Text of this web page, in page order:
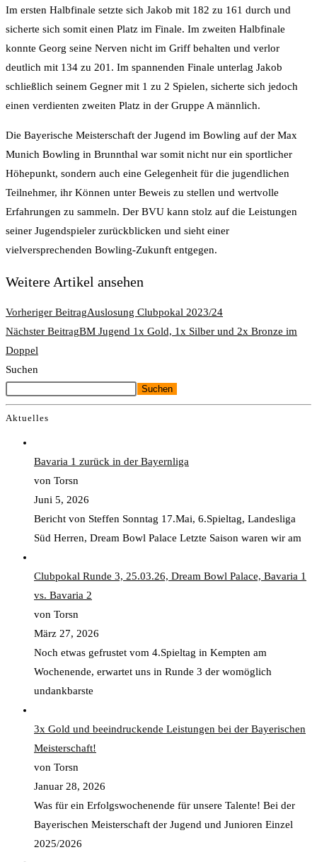
Im ersten Halbfinale setzte sich Jakob mit 182 zu 161 durch und
sicherte sich somit einen Platz im Finale. Im zweiten Halbfinale
konnte Georg seine Nerven nicht im Griff behalten und verlor
deutlich mit 134 zu 201. Im spannenden Finale unterlag Jakob
schließlich seinem Gegner mit 1 zu 2 Spielen, sicherte sich jedoch
einen verdienten zweiten Platz in der Gruppe A männlich.
Die Bayerische Meisterschaft der Jugend im Bowling auf der Max
Munich Bowling in Brunnthal war somit nicht nur ein sportlicher
Höhepunkt, sondern auch eine Gelegenheit für die jugendlichen
Teilnehmer, ihr Können unter Beweis zu stellen und wertvolle
Erfahrungen zu sammeln. Der BVU kann stolz auf die Leistungen
seiner Jugendspieler zurückblicken und sieht einer
vielversprechenden Bowling-Zukunft entgegen.
Weitere Artikel ansehen
Vorheriger BeitragAuslosung Clubpokal 2023/24
Nächster BeitragBM Jugend 1x Gold, 1x Silber und 2x Bronze im
Doppel
Suchen
Suchen
Aktuelles
Bavaria 1 zurück in der Bayernliga
von Torsn
Juni 5, 2026
Bericht von Steffen Sonntag 17.Mai, 6.Spieltag, Landesliga
Süd Herren, Dream Bowl Palace Letzte Saison waren wir am
Clubpokal Runde 3, 25.03.26, Dream Bowl Palace, Bavaria 1
vs. Bavaria 2
von Torsn
März 27, 2026
Noch etwas gefrustet vom 4.Spieltag in Kempten am
Wochenende, erwartet uns in Runde 3 der womöglich
undankbarste
3x Gold und beeindruckende Leistungen bei der Bayerischen
Meisterschaft!
von Torsn
Januar 28, 2026
Was für ein Erfolgswochenende für unsere Talente! Bei der
Bayerischen Meisterschaft der Jugend und Junioren Einzel
2025/2026